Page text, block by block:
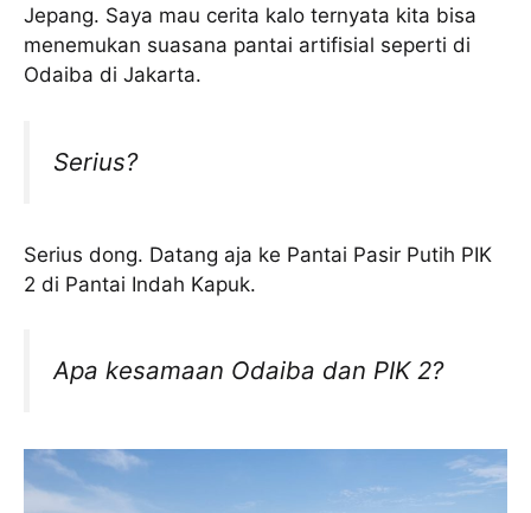
Jepang. Saya mau cerita kalo ternyata kita bisa
menemukan suasana pantai artifisial seperti di
Odaiba di Jakarta.
Serius?
Serius dong. Datang aja ke Pantai Pasir Putih PIK
2 di Pantai Indah Kapuk.
Apa kesamaan Odaiba dan PIK 2?